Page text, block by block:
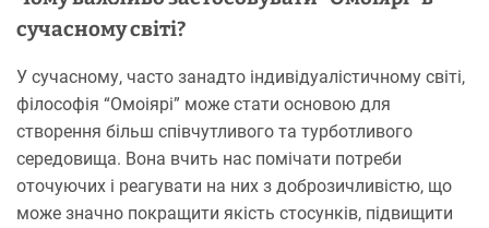
сучасному світі?
У сучасному, часто занадто індивідуалістичному світі,
філософія “Омоіярі” може стати основою для
створення більш співчутливого та турботливого
середовища. Вона вчить нас помічати потреби
оточуючих і реагувати на них з доброзичливістю, що
може значно покращити якість стосунків, підвищити